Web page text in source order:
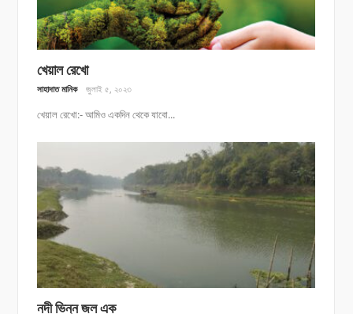
খেয়াল রেখো
সাহাদাত মানিক জুলাই ৫, ২০২৩
খেয়াল রেখো:- আমিও একদিন থেকে যাবো...
নদী ভিন্ন জল এক